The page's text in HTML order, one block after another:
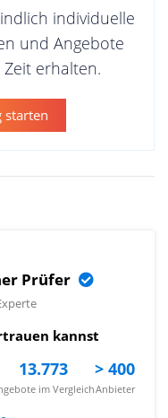
individuelle
und Angebote
erhalten.
starten
Prüfer
kannst
13.773
im Vergleich
> 400
Anbieter